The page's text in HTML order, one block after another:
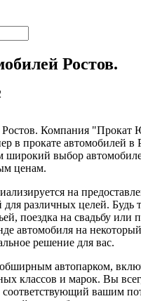
Ростов.
Ростов. Компания "Прокат
в прокате автомобилей в
широкий выбор
ценам.
на
для различных целей. Будь
поездка на свадьбу или
автомобиля на
решение для вас.
автопарком,
классов и марок. Вы
соответствующий вашим